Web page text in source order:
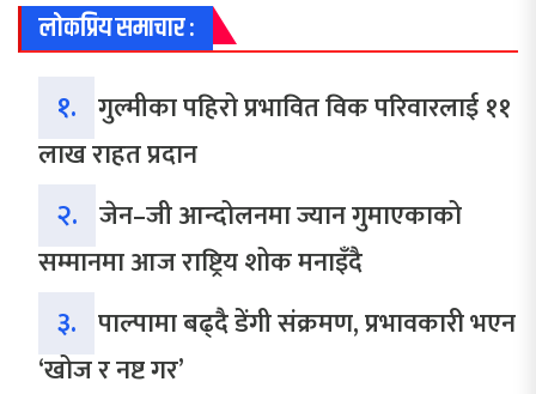
लोकप्रिय समाचार :
१. गुल्मीका पहिरो प्रभावित विक परिवारलाई ११
लाख राहत प्रदान
२. जेन–जी आन्दोलनमा ज्यान गुमाएकाको
सम्मानमा आज राष्ट्रिय शोक मनाइँदै
३. पाल्पामा बढ्दै डेंगी संक्रमण, प्रभावकारी भएन
‘खोज र नष्ट गर’